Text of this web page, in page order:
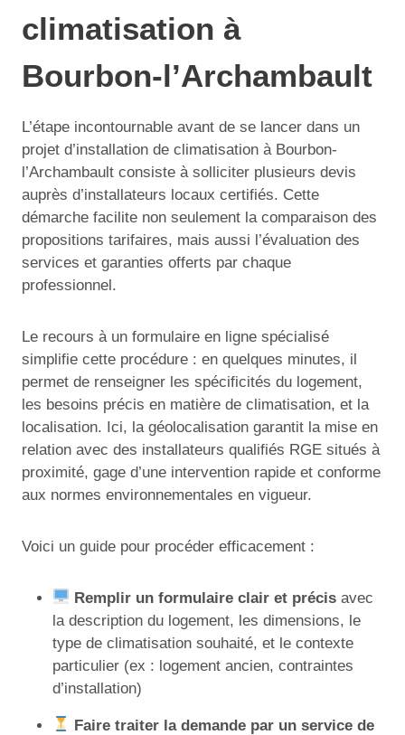
climatisation à
Bourbon-l’Archambault
L’étape incontournable avant de se lancer dans un
projet d’installation de climatisation à Bourbon-
l’Archambault consiste à solliciter plusieurs devis
auprès d’installateurs locaux certifiés. Cette
démarche facilite non seulement la comparaison des
propositions tarifaires, mais aussi l’évaluation des
services et garanties offerts par chaque
professionnel.
Le recours à un formulaire en ligne spécialisé
simplifie cette procédure : en quelques minutes, il
permet de renseigner les spécificités du logement,
les besoins précis en matière de climatisation, et la
localisation. Ici, la géolocalisation garantit la mise en
relation avec des installateurs qualifiés RGE situés à
proximité, gage d’une intervention rapide et conforme
aux normes environnementales en vigueur.
Voici un guide pour procéder efficacement :
Remplir un formulaire clair et précis avec
la description du logement, les dimensions, le
type de climatisation souhaité, et le contexte
particulier (ex : logement ancien, contraintes
d’installation)
Faire traiter la demande par un service de